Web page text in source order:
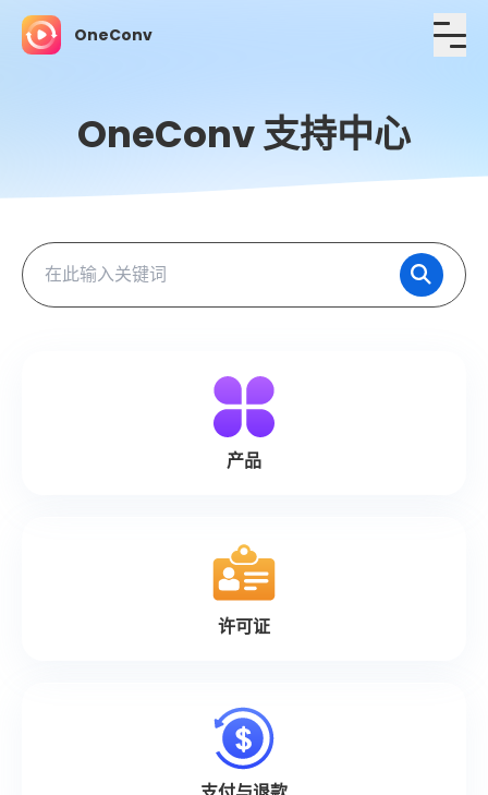
OneConv
OneConv 支持中心
产品
许可证